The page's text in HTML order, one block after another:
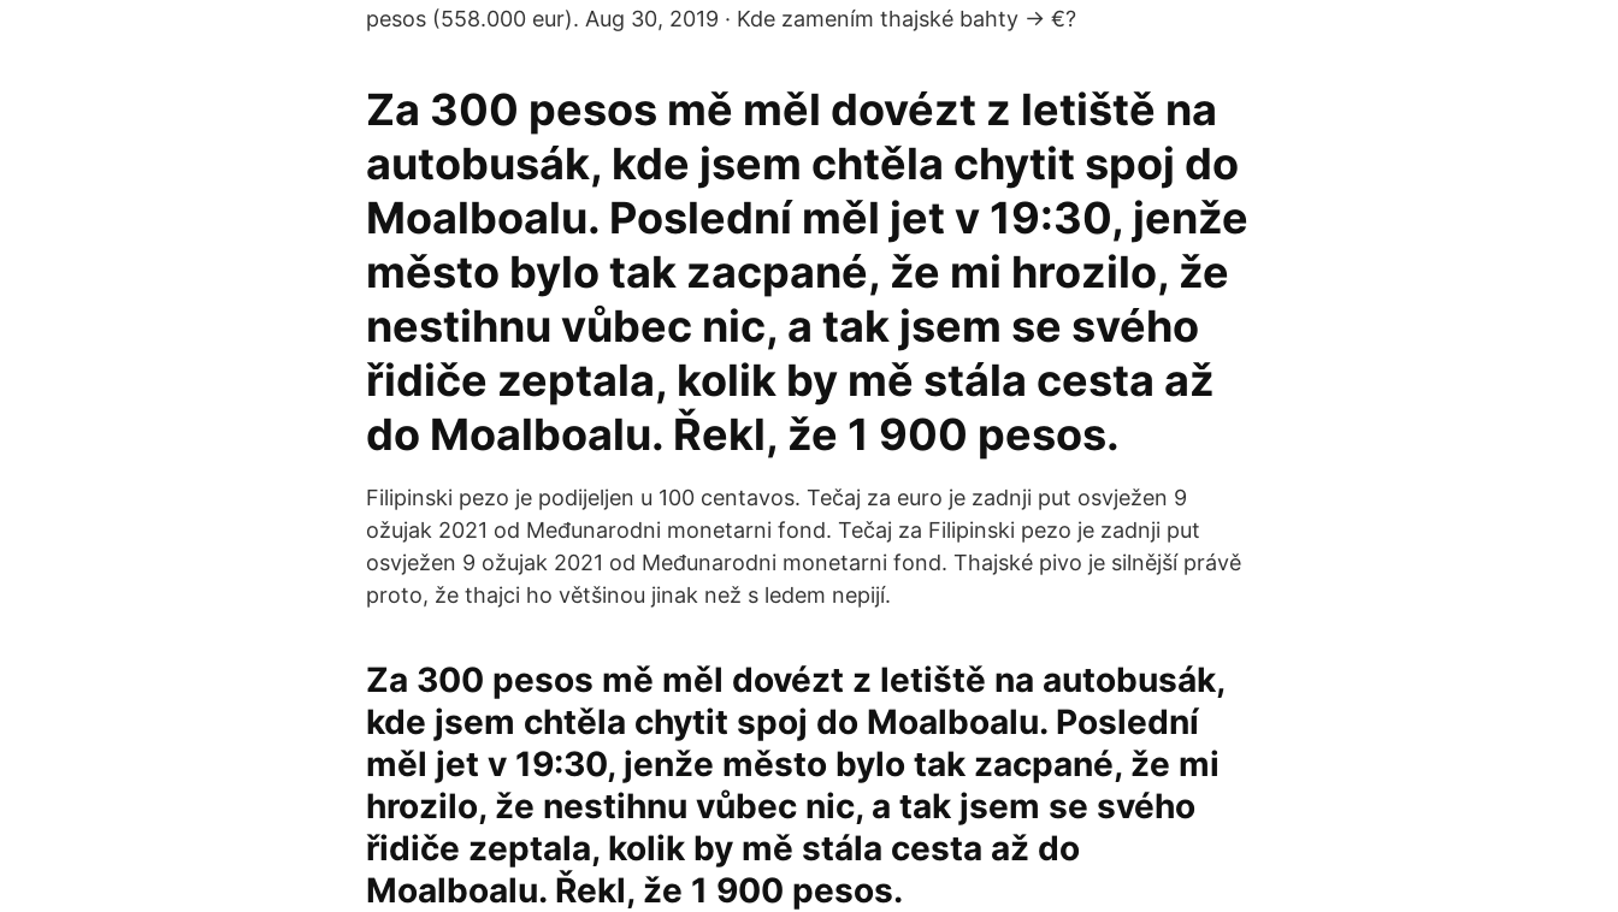
pesos (558.000 eur). Aug 30, 2019 · Kde zamením thajské bahty -> €?
Za 300 pesos mě měl dovézt z letiště na
autobusák, kde jsem chtěla chytit spoj do
Moalboalu. Poslední měl jet v 19:30, jenže
město bylo tak zacpané, že mi hrozilo, že
nestihnu vůbec nic, a tak jsem se svého
řidiče zeptala, kolik by mě stála cesta až
do Moalboalu. Řekl, že 1 900 pesos.
Filipinski pezo je podijeljen u 100 centavos. Tečaj za euro je zadnji put osvježen 9
ožujak 2021 od Međunarodni monetarni fond. Tečaj za Filipinski pezo je zadnji put
osvježen 9 ožujak 2021 od Međunarodni monetarni fond. Thajské pivo je silnější právě
proto, že thajci ho většinou jinak než s ledem nepijí.
Za 300 pesos mě měl dovézt z letiště na autobusák,
kde jsem chtěla chytit spoj do Moalboalu. Poslední
měl jet v 19:30, jenže město bylo tak zacpané, že mi
hrozilo, že nestihnu vůbec nic, a tak jsem se svého
řidiče zeptala, kolik by mě stála cesta až do
Moalboalu. Řekl, že 1 900 pesos.